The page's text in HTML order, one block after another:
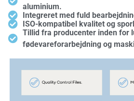
aluminium.
Integreret med fuld
ISO-kompatibel kvalitet og
Tillid fra producenter inden for
fødevareforarbejdning og